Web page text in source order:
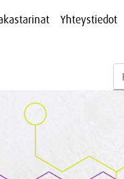
Yhteystiedot